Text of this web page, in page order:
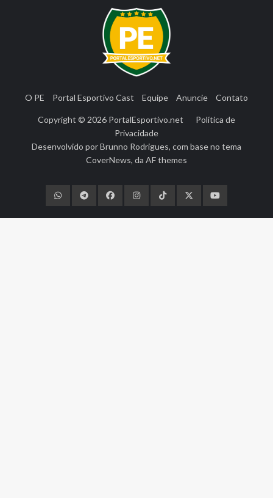
O PE Portal Esportivo Cast Equipe Anuncie Contato
Copyright © 2026 PortalEsportivo.net
Política de
Privacidade
Desenvolvido porBrunno Rodrigues, com base no tema
CoverNews, da AF themes